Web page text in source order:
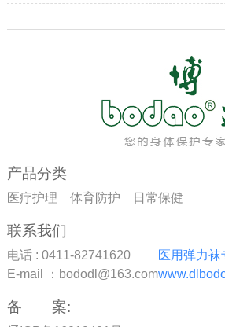
产品分类
医疗护理 体育防护 日常保健
联系我们
电话 : 0411-82741620
E-mail ：bododl@163.com
医用弹力袜
备 案: